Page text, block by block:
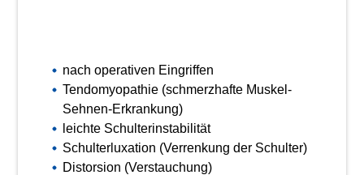
nach operativen Eingriffen
Tendomyopathie (schmerzhafte Muskel-
Sehnen-Erkrankung)
leichte Schulterinstabilität
Schulterluxation (Verrenkung der Schulter)
Distorsion (Verstauchung)